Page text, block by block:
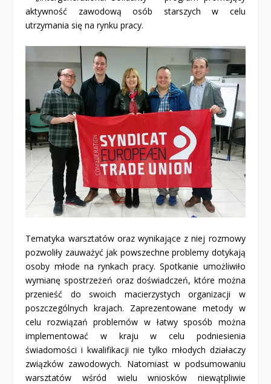
aktywność zawodową osób starszych w celu
utrzymania się na rynku pracy.
Tematyka warsztatów oraz wynikające z niej rozmowy
pozwoliły zauważyć jak powszechne problemy dotykają
osoby młode na rynkach pracy. Spotkanie umożliwiło
wymianę spostrzeżeń oraz doświadczeń, które można
przenieść do swoich macierzystych organizacji w
poszczególnych krajach. Zaprezentowane metody w
celu rozwiązań problemów w łatwy sposób można
implementować w kraju w celu podniesienia
świadomości i kwalifikacji nie tylko młodych działaczy
związków zawodowych. Natomiast w podsumowaniu
warsztatów wśród wielu wniosków niewątpliwie